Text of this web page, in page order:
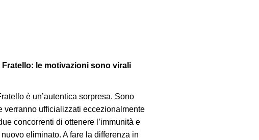
le motivazioni sono virali
è un’autentica sorpresa. Sono
verranno ufficializzati eccezionalmente
concorrenti di ottenere l’immunità e
eliminato. A fare la differenza in